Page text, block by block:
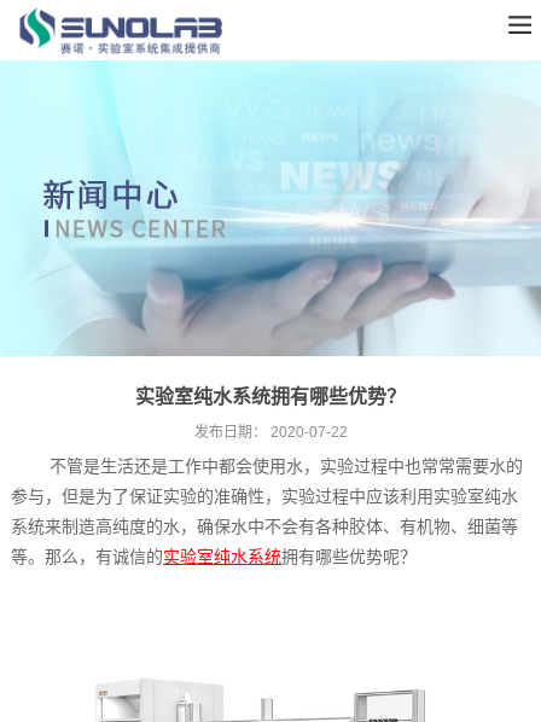
实验室纯水系统‍拥有哪些优势？
发布日期： 2020-07-22
不管是生活还是工作中都会使用水，实验过程中也常常需要水的
参与，但是为了保证实验的准确性，实验过程中应该利用实验室纯水
系统‍来制造高纯度的水，确保水中不会有各种胶体、有机物、细菌等
等。那么，有诚信的实验室纯水系统‍拥有哪些优势呢？